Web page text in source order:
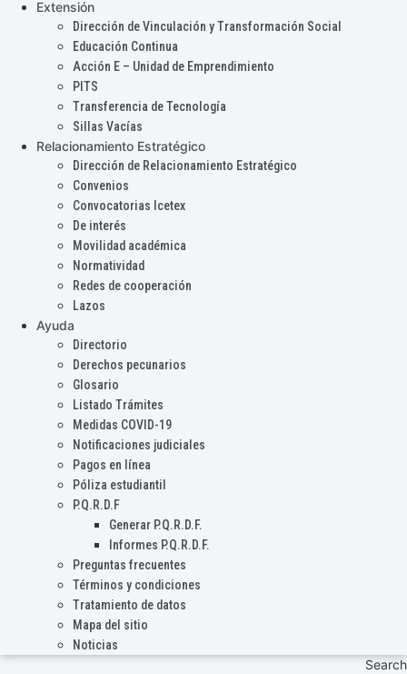
Extensión
Dirección de Vinculación y Transformación Social
Educación Continua
Acción E – Unidad de Emprendimiento
PITS
Transferencia de Tecnología
Sillas Vacías
Relacionamiento Estratégico
Dirección de Relacionamiento Estratégico
Convenios
Convocatorias Icetex
De interés
Movilidad académica
Normatividad
Redes de cooperación
Lazos
Ayuda
Directorio
Derechos pecunarios
Glosario
Listado Trámites
Medidas COVID-19
Notificaciones judiciales
Pagos en línea
Póliza estudiantil
P.Q.R.D.F
Generar P.Q.R.D.F.
Informes P.Q.R.D.F.
Preguntas frecuentes
Términos y condiciones
Tratamiento de datos
Mapa del sitio
Noticias
Search